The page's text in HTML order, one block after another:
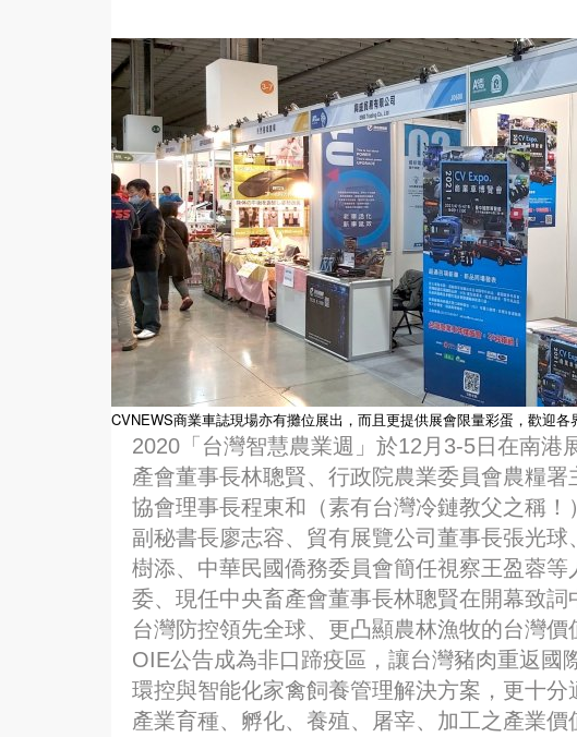
CVNEWS商業車誌現場亦有攤位展出，而且更提供展會限量彩蛋，歡迎各
2020「台灣智慧農業週」於12月3-5日在南港
產會董事長林聰賢、行政院農業委員會農糧
協會理事長程東和（素有台灣冷鏈教父之稱
副秘書長廖志容、貿有展覽公司董事長張光
樹添、中華民國僑務委員會簡任視察王盈蓉
委、現任中央畜產會董事長林聰賢在開幕致
台灣防控領先全球、更凸顯農林漁牧的台灣
OIE公告成為非口蹄疫區，讓台灣豬肉重返國
環控與智能化家禽飼養管理解決方案，更十
產業育種、孵化、養殖、屠宰、加工之產業